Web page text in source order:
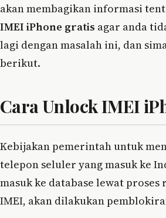
akan membagikan informasi
IMEI iPhone gratis agar anda
lagi dengan masalah ini, dan
berikut.
Cara Unlock IMEI
Kebijakan pemerintah untuk
telepon seluler yang masuk ke
masuk ke database lewat proses
IMEI, akan dilakukan